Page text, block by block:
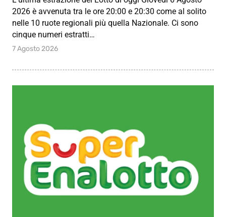
2026 è avvenuta tra le ore 20:00 e 20:30 come al solito
nelle 10 ruote regionali più quella Nazionale. Ci sono
cinque numeri estratti…
7 Agosto 2026